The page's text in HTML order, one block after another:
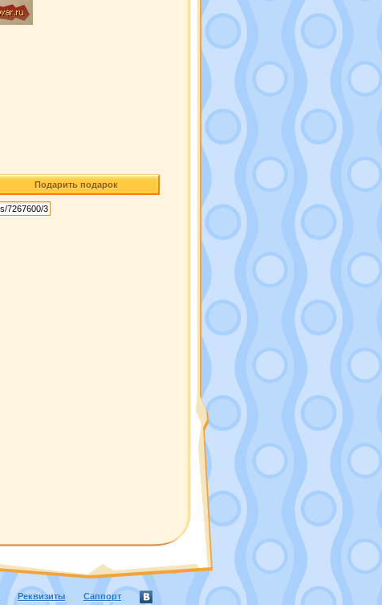
Подарить подарок
Реквизиты Саппорт